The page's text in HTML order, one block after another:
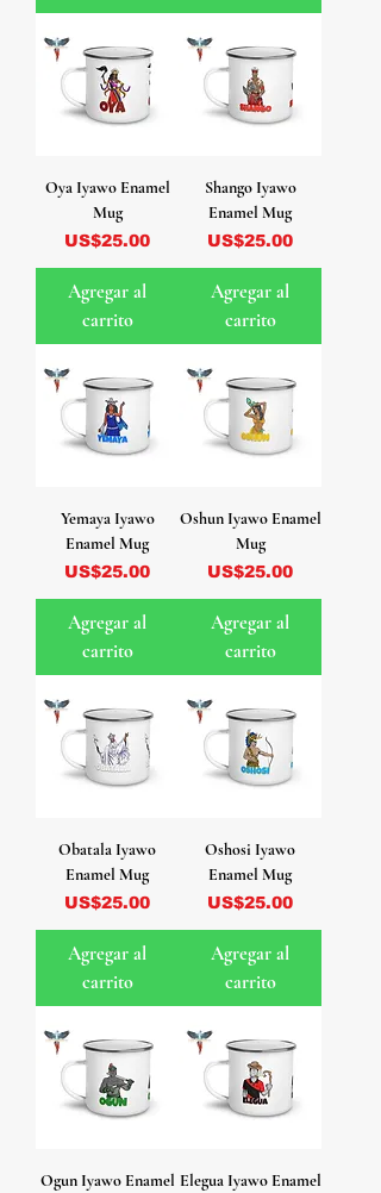
Oya Iyawo Enamel
Mug
Precio
US$25.00
Agregar al
carrito
Shango Iyawo
Enamel Mug
Precio
US$25.00
Agregar al
carrito
Yemaya Iyawo
Enamel Mug
Precio
US$25.00
Agregar al
carrito
Oshun Iyawo Enamel
Mug
Precio
US$25.00
Agregar al
carrito
Obatala Iyawo
Enamel Mug
Precio
US$25.00
Agregar al
carrito
Oshosi Iyawo
Enamel Mug
Precio
US$25.00
Agregar al
carrito
Ogun Iyawo Enamel Elegua Iyawo Enamel